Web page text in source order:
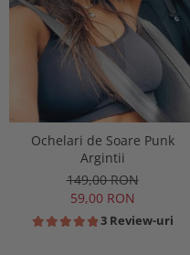
Ochelari de Soare Punk
Argintii
149,00 RON
59,00 RON
3 Review-uri